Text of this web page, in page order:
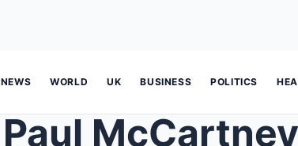
NEWS WORLD UK BUSINESS POLITICS